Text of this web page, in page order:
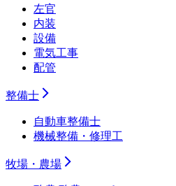
左官
内装
設備
電気工事
配管
整備士
自動車整備士
機械整備・修理工
牧場・農場